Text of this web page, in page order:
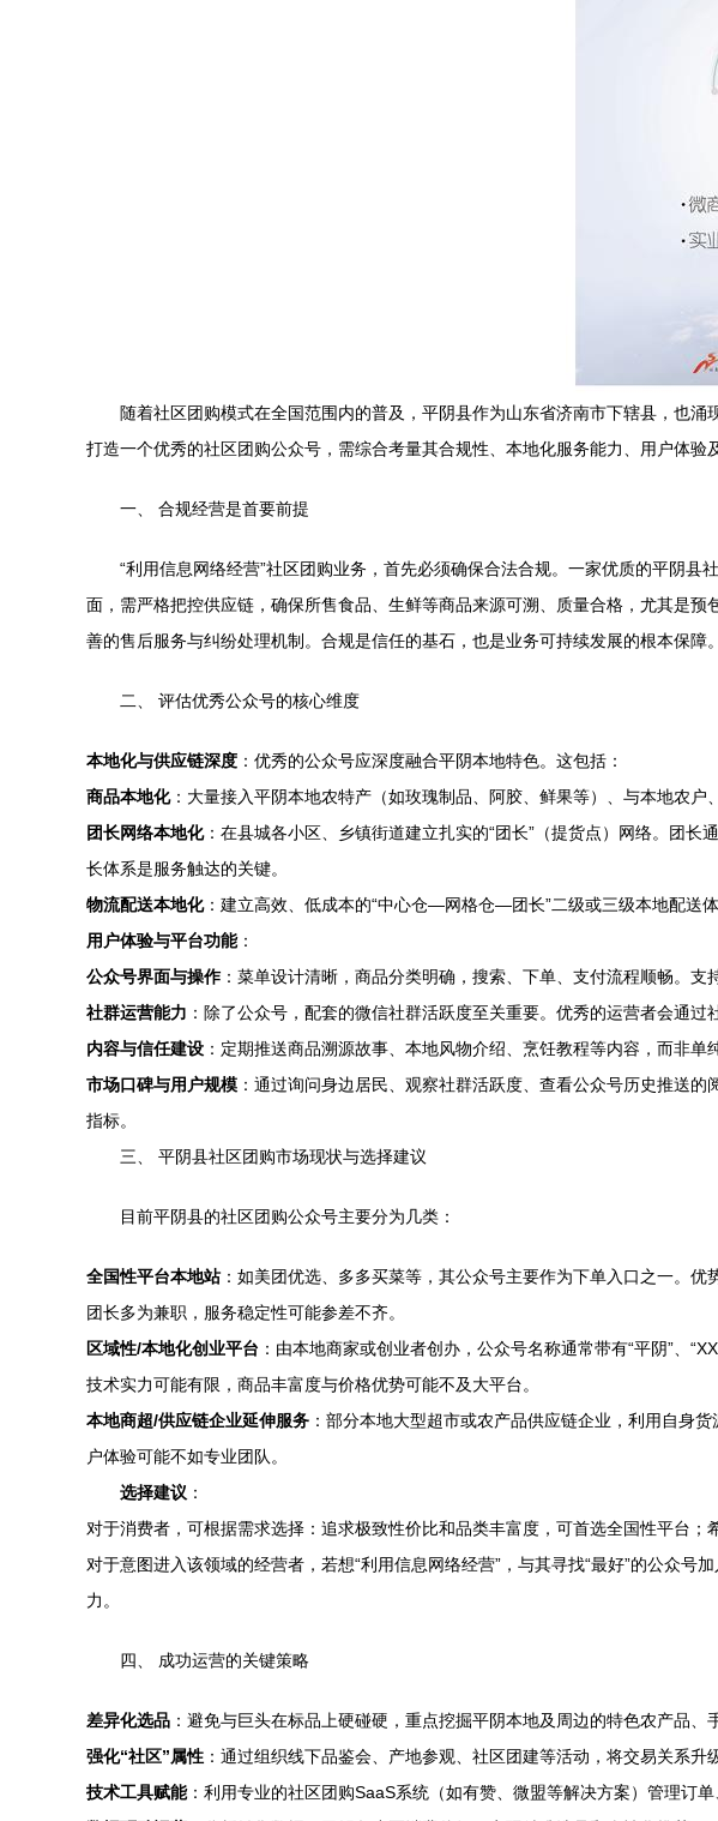
随着社区团购模式在全国范围内的普及，平阴县作为山东省济南市下辖县，也
打造一个优秀的社区团购公众号，需综合考量其合规性、本地化服务能力、用户体验
一、 合规经营是首要前提
“利用信息网络经营”社区团购业务，首先必须确保合法合规。一家优质的平阴
面，需严格把控供应链，确保所售食品、生鲜等商品来源可溯、质量合格，尤其是
善的售后服务与纠纷处理机制。合规是信任的基石，也是业务可持续发展的根本保障。
二、 评估优秀公众号的核心维度
本地化与供应链深度 ：优秀的公众号应深度融合平阴本地特色。这包括：
商品本地化：大量接入平阴本地农特产（如玫瑰制品、阿胶、鲜果等）、与本地农
团长网络本地化：在县城各小区、乡镇街道建立扎实的“团长”（提货点）网络。团
长体系是服务触达的关键。
物流配送本地化：建立高效、低成本的“中心仓—网格仓—团长”二级或三级本地配送
用户体验与平台功能：
公众号界面与操作：菜单设计清晰，商品分类明确，搜索、下单、支付流程顺畅。支
社群运营能力 ：除了公众号，配套的微信社群活跃度至关重要。优秀的运营者会通
内容与信任建设 ：定期推送商品溯源故事、本地风物介绍、烹饪教程等内容，而非单
市场口碑与用户规模 ：通过询问身边居民、观察社群活跃度、查看公众号历史推送
指标。
三、 平阴县社区团购市场现状与选择建议
目前平阴县的社区团购公众号主要分为几类：
全国性平台本地站：如美团优选、多多买菜等，其公众号主要作为下单入口之一。
团长多为兼职，服务稳定性可能参差不齐。
区域性/本地化创业平台 ：由本地商家或创业者创办，公众号名称通常带有“平阴”、
技术实力可能有限，商品丰富度与价格优势可能不及大平台。
本地商超/供应链企业延伸服务 ：部分本地大型超市或农产品供应链企业，利用自身
户体验可能不如专业团队。
选择建议 ：
对于消费者，可根据需求选择：追求极致性价比和品类丰富度，可首选全国性平台
对于意图进入该领域的经营者，若想“利用信息网络经营”，与其寻找“最好”的公众
力。
四、 成功运营的关键策略
差异化选品 ：避免与巨头在标品上硬碰硬，重点挖掘平阴本地及周边的特色农产品、
强化“社区”属性 ：通过组织线下品鉴会、产地参观、社区团建等活动，将交易关系升
技术工具赋能：利用专业的社区团购SaaS系统（如有赞、微盟等解决方案）管理订单